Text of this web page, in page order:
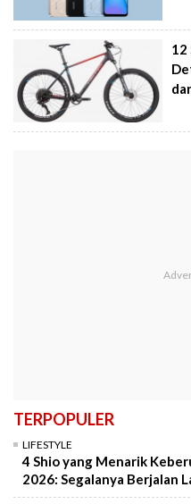
12
TERPOPULER
LIFESTYLE
4 Shio yang Menarik
2026: Segalanya Berjalan